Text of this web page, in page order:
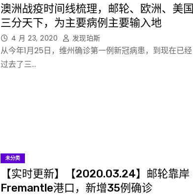
澳洲战疫时间线梳理，邮轮、欧洲、美国
三分天下，为主要病例主要输入地
4 月 23, 2020 发现珀斯
从今年1月25日，维州确诊第一例新冠病患，到现在已经
过去了三…
未分类
【实时更新】【2020.03.24】邮轮靠岸
Fremantle港口，新增35例确诊